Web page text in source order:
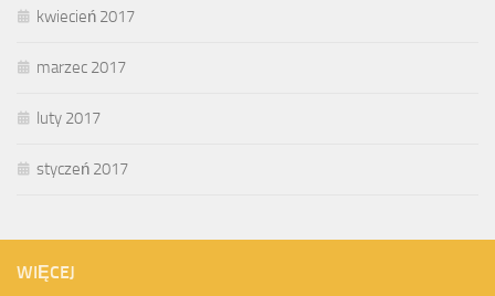
kwiecień 2017
marzec 2017
luty 2017
styczeń 2017
WIĘCEJ